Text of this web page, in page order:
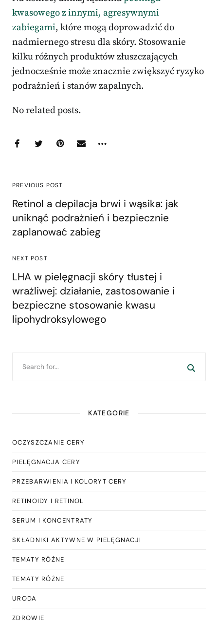
kwasowego z innymi, agresywnymi
zabiegami, które mogą doprowadzić do
nadmiernego stresu dla skóry. Stosowanie
kilku różnych produktów złuszczających
jednocześnie może znacznie zwiększyć ryzyko
podrażnień i stanów zapalnych.
No related posts.
PREVIOUS POST
Retinol a depilacja brwi i wąsika: jak
uniknąć podrażnień i bezpiecznie
zaplanować zabieg
NEXT POST
LHA w pielęgnacji skóry tłustej i
wrażliwej: działanie, zastosowanie i
bezpieczne stosowanie kwasu
lipohydroksylowego
KATEGORIE
OCZYSZCZANIE CERY
PIELĘGNACJA CERY
PRZEBARWIENIA I KOLORYT CERY
RETINOIDY I RETINOL
SERUM I KONCENTRATY
SKŁADNIKI AKTYWNE W PIELĘGNACJI
TEMATY RÓŻNE
TEMATY RÓŻNE
URODA
ZDROWIE